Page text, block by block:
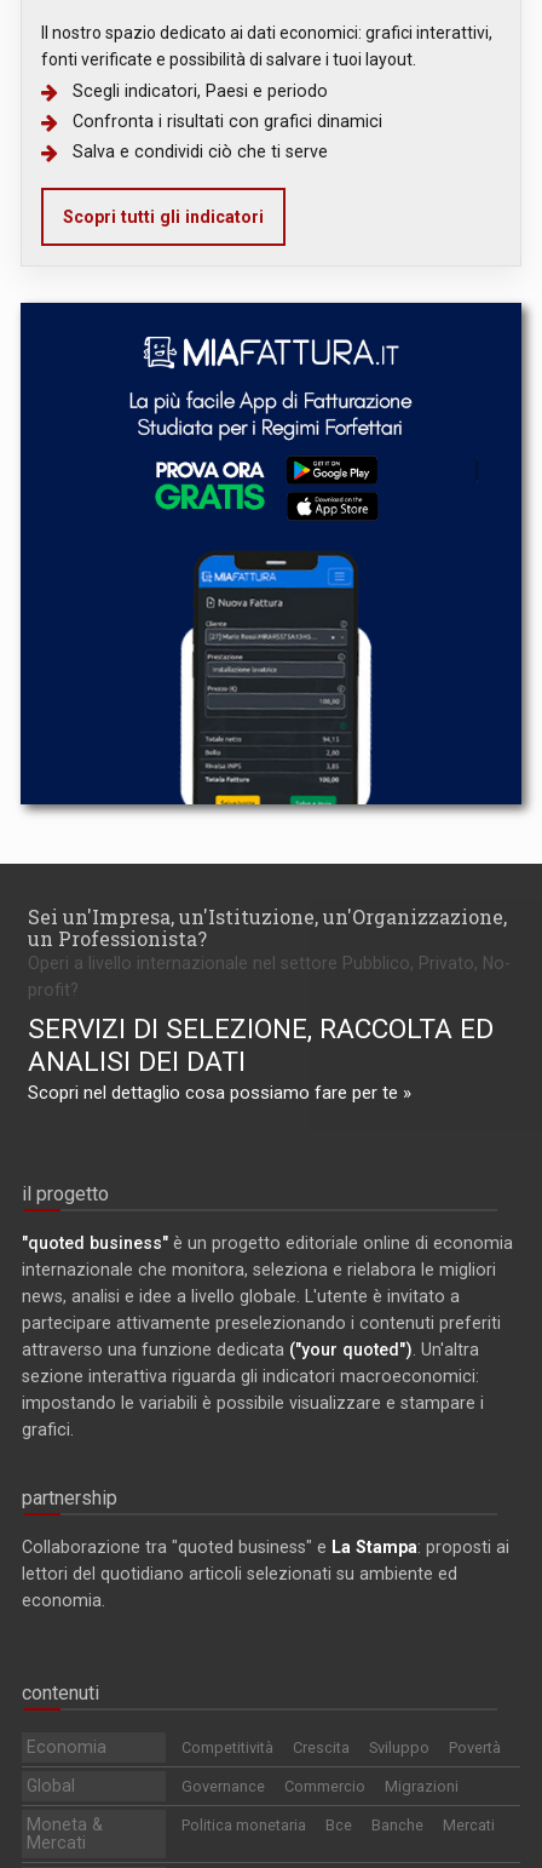
Il nostro spazio dedicato ai dati economici: grafici interattivi,
fonti verificate e possibilità di salvare i tuoi layout.
Scegli indicatori, Paesi e periodo
Confronta i risultati con grafici dinamici
Salva e condividi ciò che ti serve
Scopri tutti gli indicatori
Sei un'Impresa, un'Istituzione, un'Organizzazione,
un Professionista?
Operi a livello internazionale nel settore Pubblico, Privato, No-
profit?
SERVIZI DI SELEZIONE, RACCOLTA ED
ANALISI DEI DATI
Scopri nel dettaglio cosa possiamo fare per te »
il progetto
"quoted business" è un progetto editoriale online di economia
internazionale che monitora, seleziona e rielabora le migliori
news, analisi e idee a livello globale. L'utente è invitato a
partecipare attivamente preselezionando i contenuti preferiti
attraverso una funzione dedicata ("your quoted") . Un'altra
sezione interattiva riguarda gli indicatori macroeconomici:
impostando le variabili è possibile visualizzare e stampare i
grafici.
partnership
Collaborazione tra "quoted business" e La Stampa: proposti ai
lettori del quotidiano articoli selezionati su ambiente ed
economia.
contenuti
Economia Competitività Crescita Sviluppo Povertà
Global Governance Commercio Migrazioni
Moneta &
Mercati
Politica monetaria Bce Banche Mercati